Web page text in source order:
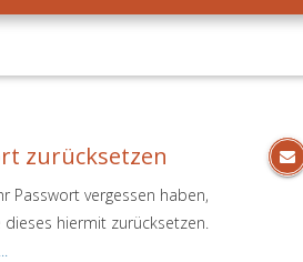
zurücksetzen
Passwort vergessen haben,
dieses hiermit zurücksetzen.